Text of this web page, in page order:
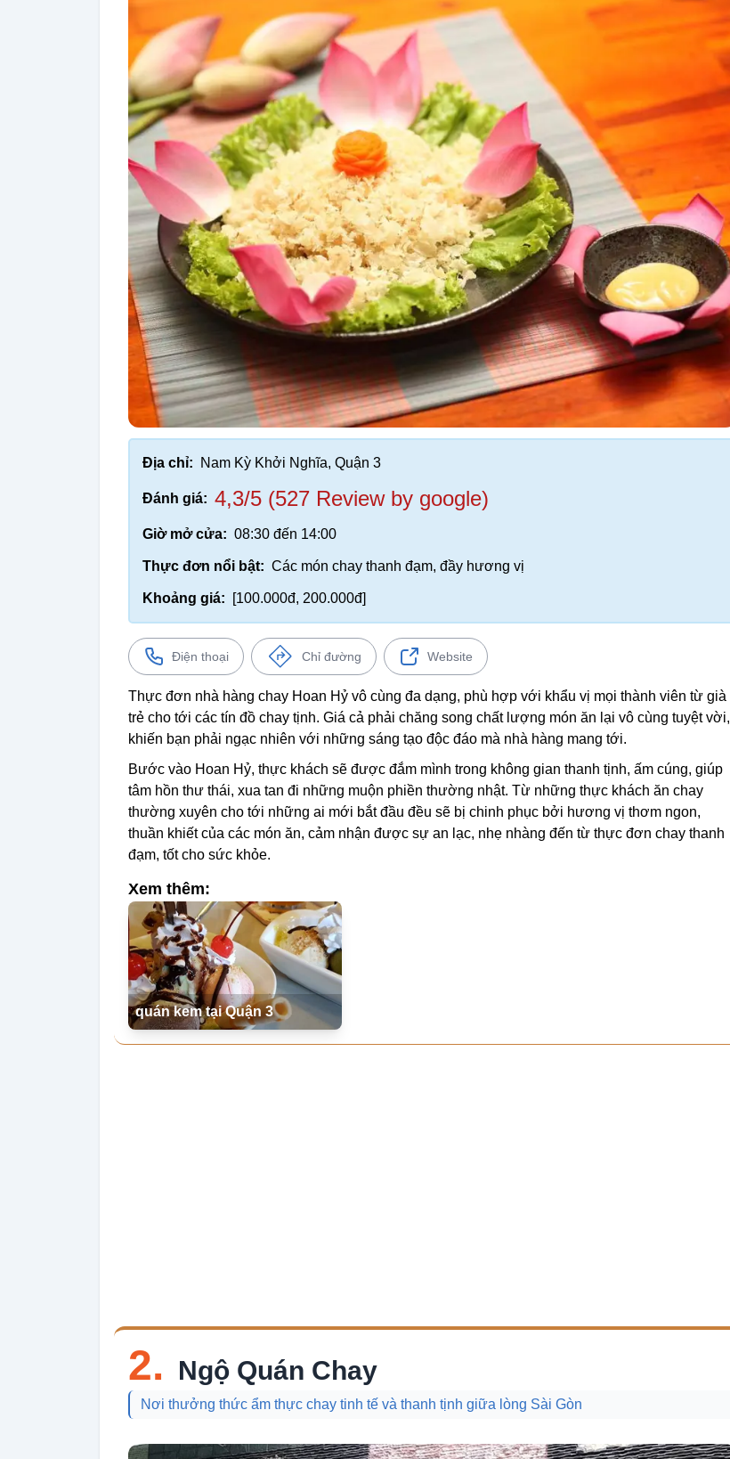
Địa chỉ: Nam Kỳ Khởi Nghĩa, Quận 3
Đánh giá: 4,3/5 (527 Review by google)
Giờ mở cửa: 08:30 đến 14:00
Thực đơn nổi bật: Các món chay thanh đạm, đầy hương vị
Khoảng giá: [100.000đ, 200.000đ]
Điện thoại Chỉ đường Website
Thực đơn nhà hàng chay Hoan Hỷ vô cùng đa dạng, phù hợp với khẩu vị mọi thành viên từ già
trẻ cho tới các tín đồ chay tịnh. Giá cả phải chăng song chất lượng món ăn lại vô cùng tuyệt vời,
khiến bạn phải ngạc nhiên với những sáng tạo độc đáo mà nhà hàng mang tới.
Bước vào Hoan Hỷ, thực khách sẽ được đắm mình trong không gian thanh tịnh, ấm cúng, giúp
tâm hồn thư thái, xua tan đi những muộn phiền thường nhật. Từ những thực khách ăn chay
thường xuyên cho tới những ai mới bắt đầu đều sẽ bị chinh phục bởi hương vị thơm ngon,
thuần khiết của các món ăn, cảm nhận được sự an lạc, nhẹ nhàng đến từ thực đơn chay thanh
đạm, tốt cho sức khỏe.
Xem thêm:
quán kem tại Quận 3
2. Ngộ Quán Chay
Nơi thưởng thức ẩm thực chay tinh tế và thanh tịnh giữa lòng Sài Gòn